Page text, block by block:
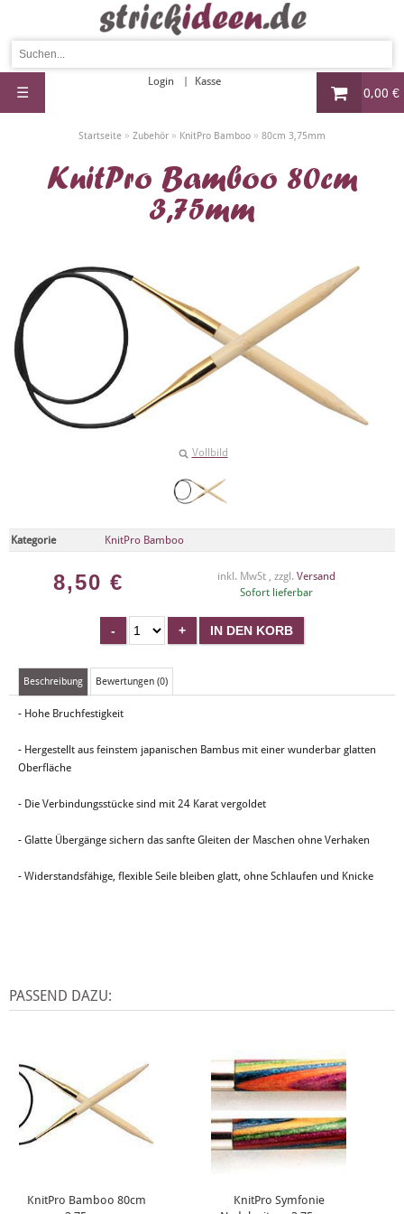
0,00 €
Login Kasse
☰
Startseite » Zubehör » KnitPro Bamboo » 80cm 3,75mm
KnitPro Bamboo 80cm
3,75mm
Vollbild
Kategorie KnitPro Bamboo
8,50 € inkl. MwSt , zzgl. Versand
Sofort lieferbar
Beschreibung Bewertungen (0)
- Hohe Bruchfestigkeit
- Hergestellt aus feinstem japanischen Bambus mit einer wunderbar glatten
Oberfläche
- Die Verbindungsstücke sind mit 24 Karat vergoldet
- Glatte Übergänge sichern das sanfte Gleiten der Maschen ohne Verhaken
- Widerstandsfähige, flexible Seile bleiben glatt, ohne Schlaufen und Knicke
PASSEND DAZU:
KnitPro Bamboo 80cm
KnitPro Symfonie